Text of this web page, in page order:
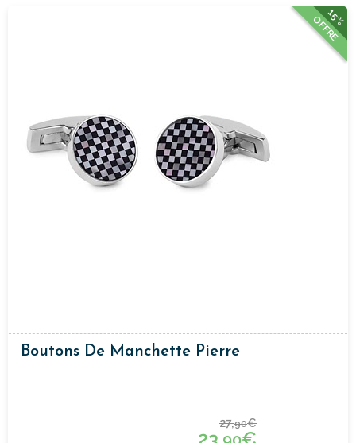
15%
OFFRE
Boutons De Manchette Pierre
27,90€
23, €